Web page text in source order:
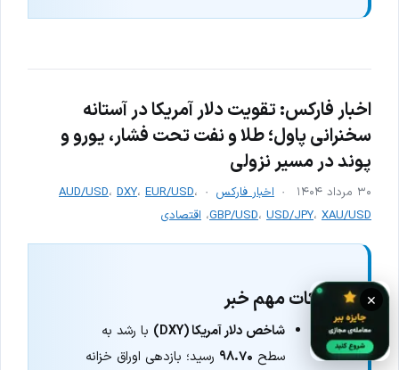
اخبار فارکس: تقویت دلار آمریکا در آستانه
سخنرانی پاول؛ طلا و نفت تحت فشار، یورو و
پوند در مسیر نزولی
۳۰ مرداد ۱۴۰۴ اخبار فارکس AUD/USD، DXY، EUR/USD،
GBP/USD، USD/JPY، XAU/USD ، اقتصادی
نکات مهم خبر
شاخص دلار آمریکا (DXY)
با رشد به
سطح ۹۸.۷۰ رسید؛ بازدهی اوراق خزانه
×